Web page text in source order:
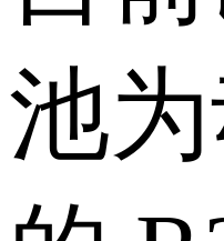
池